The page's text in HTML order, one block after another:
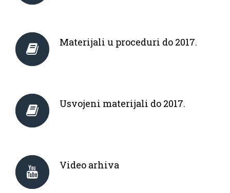
Materijali u proceduri do 2017.
Usvojeni materijali do 2017.
Video arhiva